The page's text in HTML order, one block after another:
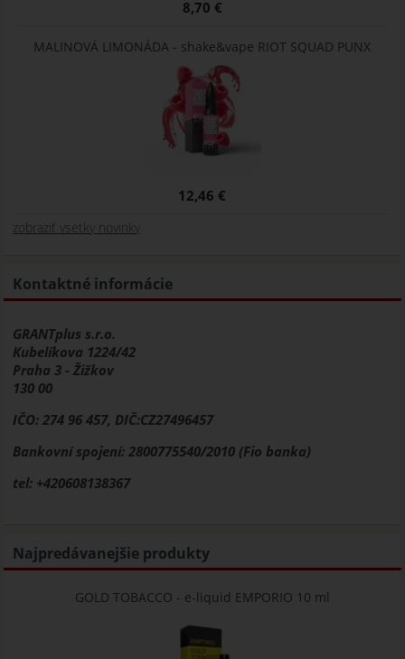
8,70 €
MALINOVÁ LIMONÁDA - shake&vape RIOT SQUAD PUNX
12,46 €
zobraziť vsetky novinky
Kontaktné informácie
GRANTplus s.r.o.
Kubelíkova 1224/42
Praha 3 - Žižkov
130 00
IČO: 274 96 457, DIČ:CZ27496457
Bankovní spojení: 2800775540/2010 (Fio banka)
tel: +420608138367
Najpredávanejšie produkty
GOLD TOBACCO - e-liquid EMPORIO 10 ml